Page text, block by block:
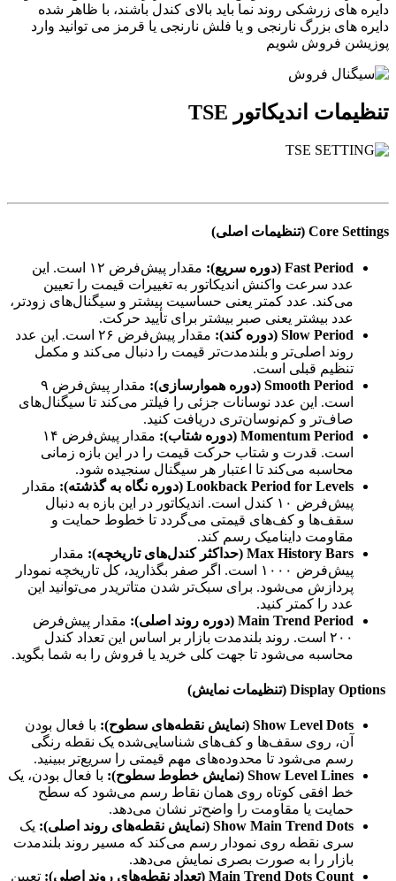
دایره های زرشکی روند نما باید بالای کندل باشند، با ظاهر شده
دایره های بزرگ نارنجی و یا فلش نارنجی یا قرمز می توانید وارد
پوزیشن فروش شویم
تنظیمات اندیکاتور TSE
Core Settings (تنظیمات اصلی)
Fast Period (دوره سریع):
مقدار پیش‌فرض ۱۲ است. این
عدد سرعت واکنش اندیکاتور به تغییرات قیمت را تعیین
می‌کند. عدد کمتر یعنی حساسیت بیشتر و سیگنال‌های زودتر،
عدد بیشتر یعنی صبر بیشتر برای تأیید حرکت.
Slow Period (دوره کند):
مقدار پیش‌فرض ۲۶ است. این عدد
روند اصلی‌تر و بلندمدت‌تر قیمت را دنبال می‌کند و مکمل
تنظیم قبلی است.
Smooth Period (دوره هموارسازی):
مقدار پیش‌فرض ۹
است. این عدد نوسانات جزئی را فیلتر می‌کند تا سیگنال‌های
صاف‌تر و کم‌نوسان‌تری دریافت کنید.
Momentum Period (دوره شتاب):
مقدار پیش‌فرض ۱۴
است. قدرت و شتاب حرکت قیمت را در این بازه زمانی
محاسبه می‌کند تا اعتبار هر سیگنال سنجیده شود.
Lookback Period for Levels (دوره نگاه به گذشته):
مقدار
پیش‌فرض ۱۰ کندل است. اندیکاتور در این بازه به دنبال
سقف‌ها و کف‌های قیمتی می‌گردد تا خطوط حمایت و
مقاومت داینامیک رسم کند.
Max History Bars (حداکثر کندل‌های تاریخچه):
مقدار
پیش‌فرض ۱۰۰۰ است. اگر صفر بگذارید، کل تاریخچه نمودار
پردازش می‌شود. برای سبک‌تر شدن متاتریدر می‌توانید این
عدد را کمتر کنید.
Main Trend Period (دوره روند اصلی):
مقدار پیش‌فرض
۲۰۰ است. روند بلندمدت بازار بر اساس این تعداد کندل
محاسبه می‌شود تا جهت کلی خرید یا فروش را به شما بگوید.
Show Level Dots (نمایش نقطه‌های سطوح):
با فعال بودن
آن، روی سقف‌ها و کف‌های شناسایی‌شده یک نقطه رنگی
رسم می‌شود تا محدوده‌های مهم قیمتی را سریع‌تر ببینید.
Show Level Lines (نمایش خطوط سطوح):
با فعال بودن، یک
خط افقی کوتاه روی همان نقاط رسم می‌شود که سطح
حمایت یا مقاومت را واضح‌تر نشان می‌دهد.
Show Main Trend Dots (نمایش نقطه‌های روند اصلی):
یک
سری نقطه روی نمودار رسم می‌کند که مسیر روند بلندمدت
بازار را به صورت بصری نمایش می‌دهد.
Main Trend Dots Count (تعداد نقطه‌های روند اصلی):
تعیین